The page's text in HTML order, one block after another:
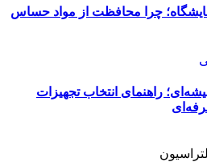
چرا محافظت از مواد حساس
راهنمای انتخاب تجهیزات